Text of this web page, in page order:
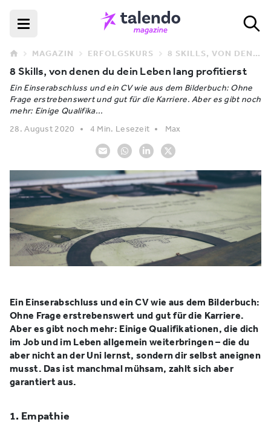
MAGAZIN ERFOLGSKURS 8 SKILLS, VON DENEN DU DEIN LEBEN LANG PROFITIERST
8 Skills, von denen du dein Leben lang profitierst
Ein Einserabschluss und ein CV wie aus dem Bilderbuch: Ohne
Frage erstrebenswert und gut für die Karriere. Aber es gibt noch
mehr: Einige Qualifika...
28. August 2020
4 Min. Lesezeit Max
Ein Einserabschluss und ein CV wie aus dem Bilderbuch:
Ohne Frage erstrebenswert und gut für die Karriere.
Aber es gibt noch mehr: Einige Qualifikationen, die dich
im Job und im Leben allgemein weiterbringen – die du
aber nicht an der Uni lernst, sondern dir selbst aneignen
musst. Das ist manchmal mühsam, zahlt sich aber
garantiert aus.
1. Empathie